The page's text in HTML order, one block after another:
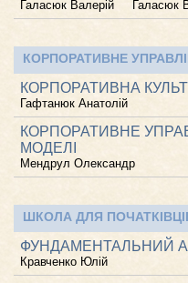
Галасюк Валерій Галасюк
КОРПОРАТИВНЕ
КОРПОРАТИВНА
Гафтанюк Анатолій
КОРПОРАТИВНЕ
МОДЕЛІ
Мендрул Олександр
ШКОЛА ДЛЯ
ФУНДАМЕНТАЛЬНИЙ
Кравченко Юлій